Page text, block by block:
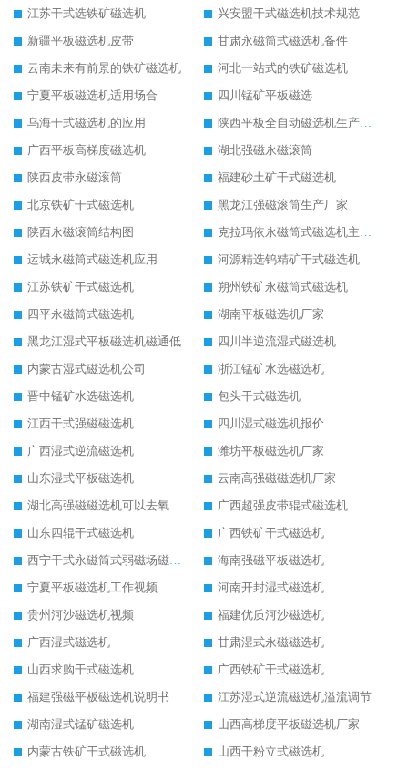
江苏干式选铁矿磁选机
兴安盟干式磁选机技术规范
新疆平板磁选机皮带
甘肃永磁筒式磁选机备件
云南未来有前景的铁矿磁选机
河北一站式的铁矿磁选机
宁夏平板磁选机适用场合
四川锰矿平板磁选
乌海干式磁选机的应用
陕西平板全自动磁选机生产厂家
广西平板高梯度磁选机
湖北强磁永磁滚筒
陕西皮带永磁滚筒
福建砂土矿干式磁选机
北京铁矿干式磁选机
黑龙江强磁滚筒生产厂家
陕西永磁滚筒结构图
克拉玛依永磁筒式磁选机主要技术参数
运城永磁筒式磁选机应用
河源精选钨精矿干式磁选机
江苏铁矿干式磁选机
朔州铁矿永磁筒式磁选机
四平永磁筒式磁选机
湖南平板磁选机厂家
黑龙江湿式平板磁选机磁通低
四川半逆流湿式磁选机
内蒙古湿式磁选机公司
浙江锰矿水选磁选机
晋中锰矿水选磁选机
包头干式磁选机
江西干式强磁磁选机
四川湿式磁选机报价
广西湿式逆流磁选机
潍坊平板磁选机厂家
山东湿式平板磁选机
云南高强磁磁选机厂家
湖北高强磁磁选机可以去氧化铝
广西超强皮带辊式磁选机
山东四辊干式磁选机
广西铁矿干式磁选机
西宁干式永磁筒式弱磁场磁选机结构图
海南强磁平板磁选机
宁夏平板磁选机工作视频
河南开封湿式磁选机
贵州河沙磁选机视频
福建优质河沙磁选机
广西湿式磁选机
甘肃湿式永磁磁选机
山西求购干式磁选机
广西铁矿干式磁选机
福建强磁平板磁选机说明书
江苏湿式逆流磁选机溢流调节
湖南湿式锰矿磁选机
山西高梯度平板磁选机厂家
内蒙古铁矿干式磁选机
山西干粉立式磁选机